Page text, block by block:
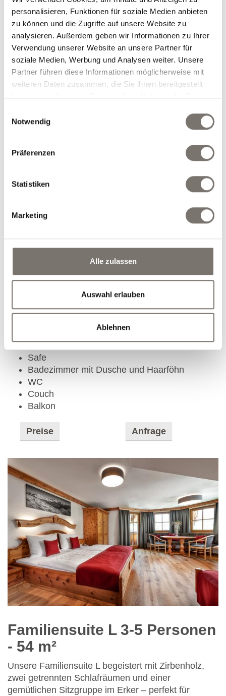
personalisieren, Funktionen für soziale Medien anbieten
zu können und die Zugriffe auf unsere Website zu
analysieren. Außerdem geben wir Informationen zu Ihrer
Verwendung unserer Website an unsere Partner für
soziale Medien, Werbung und Analysen weiter. Unsere
Partner führen diese Informationen möglicherweise mit
weiteren Daten zusammen, die Sie ihnen bereitgestellt
haben oder die sie im Rahmen Ihrer Nutzung der Dienste
Notwendig
Präferenzen
Statistiken
Marketing
Alle zulassen
Auswahl erlauben
Ablehnen
Preise Anfrage
Personen - NEU
Die Familiensuite M begeistert besonders mit ihrer
geschickten Raumaufteilung. Der separate
Schlafbereich in Form einer gemütlichen Koje bietet
Kindern und Jugendlichen einen eigenen
Ausstattung:
W-LAN
Safe
Badezimmer mit Dusche und Haarföhn
WC
Couch
Balkon
Preise Anfrage
Familiensuite L 3-5 Personen
- 54 m²
Unsere Familiensuite L begeistert mit Zirbenholz,
zwei getrennten Schlafräumen und einer
gemütlichen Sitzgruppe im Erker – perfekt für